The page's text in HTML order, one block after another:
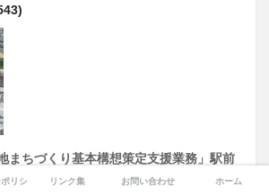
まちづくり基本構想策定支援業務」駅前
き出す 八尾空港西側9.2haで基本構想
リシー リンク集 お問い合わせ ホーム